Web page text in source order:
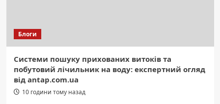
Блоги
Системи пошуку прихованих витоків та
побутовий лічильник на воду: експертний огляд
від antap.com.ua
10 години тому назад